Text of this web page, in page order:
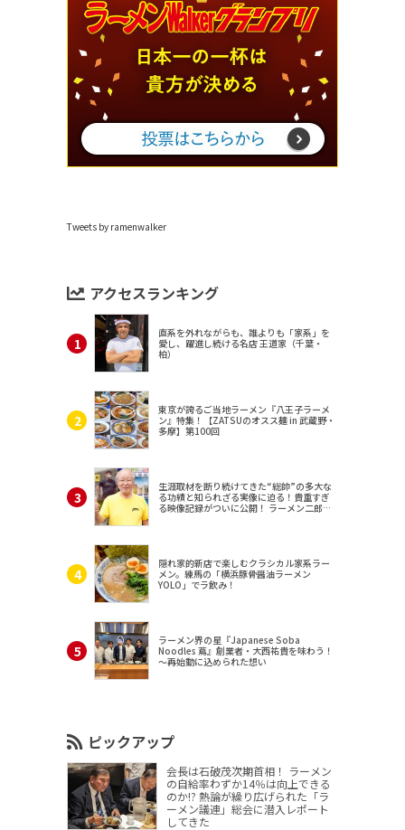
Tweets by ramenwalker
アクセスランキング
直系を外れながらも、誰よりも「家系」を
愛し、躍進し続ける名店 王道家（千葉・
柏）
東京が誇るご当地ラーメン『八王子ラーメ
ン』特集！【ZATSUのオスス麺 in 武蔵野・
多摩】第100回
生涯取材を断り続けてきた“総帥”の多大な
る功績と知られざる実像に迫る！貴重すぎ
る映像記録がついに公開！ ラーメン二郎
隠れ家的新店で楽しむクラシカル家系ラー
メン。練馬の「横浜豚骨醤油ラーメン
YOLO」でラ飲み！
ラーメン界の星『Japanese Soba
Noodles 蔦』創業者・大西祐貴を味わう！
～再始動に込められた想い
ピックアップ
会長は石破茂次期首相！ ラーメン
の自給率わずか14％は向上できる
のか!? 熱論が繰り広げられた「ラ
ーメン議連」総会に潜入レポート
してきた